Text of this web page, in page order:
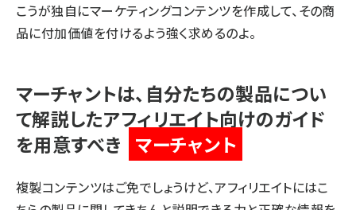
こうが独自にマーケティングコンテンツを作成して、その商
品に付加価値を付けるよう強く求めるのよ。
マーチャントは、自分たちの製品につい
て解説したアフィリエイト向けのガイド
を用意すべき マーチャント
複製コンテンツはご免でしょうけど、アフィリエイトにはこ